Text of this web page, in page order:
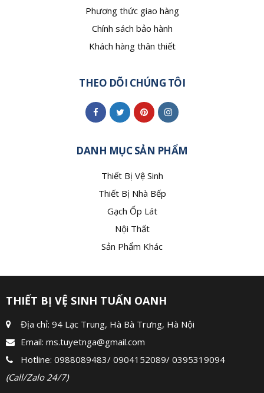
Phương thức giao hàng
Chính sách bảo hành
Khách hàng thân thiết
THEO DÕI CHÚNG TÔI
DANH MỤC SẢN PHẨM
Thiết Bị Vệ Sinh
Thiết Bị Nhà Bếp
Gạch Ốp Lát
Nội Thất
Sản Phẩm Khác
THIẾT BỊ VỆ SINH TUẤN OANH
Địa chỉ: 94 Lạc Trung, Hà Bà Trưng, Hà Nội
Email: ms.tuyetnga@gmail.com
Hotline: 0988089483/ 0904152089/ 0395319094
(Call/Zalo 24/7)